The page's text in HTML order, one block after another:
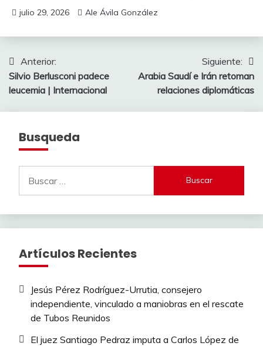
julio 29, 2026 Ale Ávila González
Navegación
de
Anterior:
Silvio Berlusconi padece
leucemia | Internacional
Siguiente:
Arabia Saudí e Irán retoman
relaciones diplomáticas
Busqueda
Artículos Recientes
Jesús Pérez Rodríguez-Urrutia, consejero
independiente, vinculado a maniobras en el rescate
de Tubos Reunidos
El juez Santiago Pedraz imputa a Carlos López de